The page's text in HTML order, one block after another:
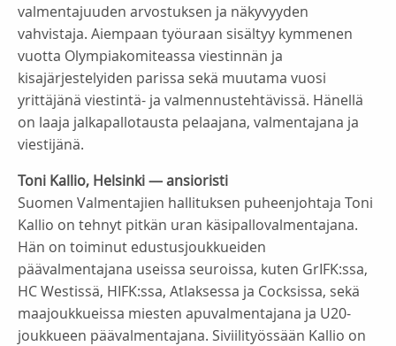
valmentajuuden arvostuksen ja näkyvyyden
vahvistaja. Aiempaan työuraan sisältyy kymmenen
vuotta Olympiakomiteassa viestinnän ja
kisajärjestelyiden parissa sekä muutama vuosi
yrittäjänä viestintä- ja valmennustehtävissä. Hänellä
on laaja jalkapallotausta pelaajana, valmentajana ja
viestijänä.
Toni Kallio, Helsinki — ansioristi
Suomen Valmentajien hallituksen puheenjohtaja Toni
Kallio on tehnyt pitkän uran käsipallovalmentajana.
Hän on toiminut edustusjoukkueiden
päävalmentajana useissa seuroissa, kuten GrIFK:ssa,
HC Westissä, HIFK:ssa, Atlaksessa ja Cocksissa, sekä
maajoukkueissa miesten apuvalmentajana ja U20-
joukkueen päävalmentajana. Siviilityössään Kallio on